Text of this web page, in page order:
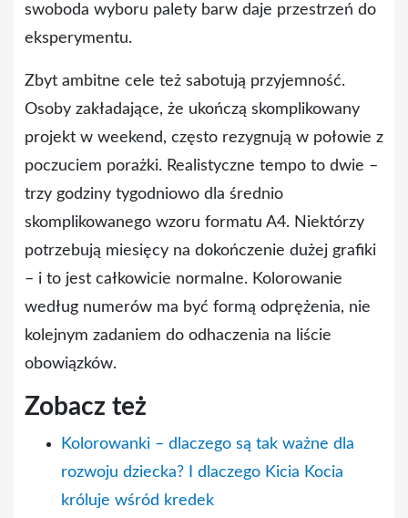
swoboda wyboru palety barw daje przestrzeń do
eksperymentu.
Zbyt ambitne cele też sabotują przyjemność.
Osoby zakładające, że ukończą skomplikowany
projekt w weekend, często rezygnują w połowie z
poczuciem porażki. Realistyczne tempo to dwie –
trzy godziny tygodniowo dla średnio
skomplikowanego wzoru formatu A4. Niektórzy
potrzebują miesięcy na dokończenie dużej grafiki
– i to jest całkowicie normalne. Kolorowanie
według numerów ma być formą odprężenia, nie
kolejnym zadaniem do odhaczenia na liście
obowiązków.
Zobacz też
Kolorowanki – dlaczego są tak ważne dla
rozwoju dziecka? I dlaczego Kicia Kocia
króluje wśród kredek